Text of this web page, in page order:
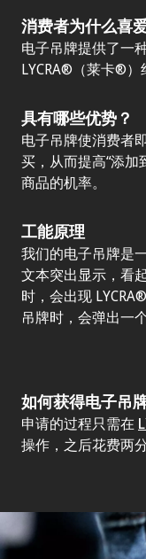
消费者为什么喜
电子吊牌提供了一
LYCRA®（莱卡®）
具有哪些优势？
电子吊牌使消费者
买，从而提高“添加
商品的机率。
工能原理
我们的电子吊牌是
文本突出显示，看
时，会出现
吊牌时，会弹出一
如何获得电子吊
申请的过程只需在
操作，之后花费两